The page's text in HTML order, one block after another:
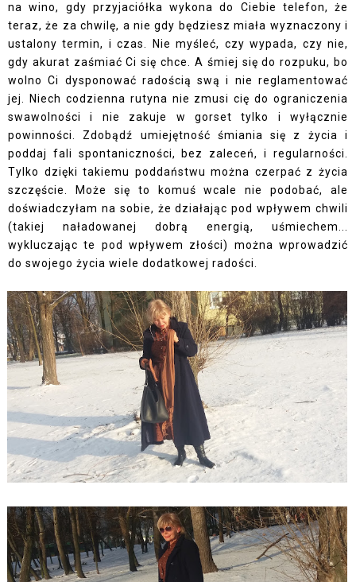
na wino, gdy przyjaciółka wykona do Ciebie telefon, że
teraz, że za chwilę, a nie gdy będziesz miała wyznaczony i
ustalony termin, i czas. Nie myśleć, czy wypada, czy nie,
gdy akurat zaśmiać Ci się chce. A śmiej się do rozpuku, bo
wolno Ci dysponować radością swą i nie reglamentować
jej. Niech codzienna rutyna nie zmusi cię do ograniczenia
swawolności i nie zakuje w gorset tylko i wyłącznie
powinności. Zdobądź umiejętność śmiania się z życia i
poddaj fali spontaniczności, bez zaleceń, i regularności.
Tylko dzięki takiemu poddaństwu można czerpać z życia
szczęście. Może się to komuś wcale nie podobać, ale
doświadczyłam na sobie, że działając pod wpływem chwili
(takiej naładowanej dobrą energią, uśmiechem...
wykluczając te pod wpływem złości) można wprowadzić
do swojego życia wiele dodatkowej radości.